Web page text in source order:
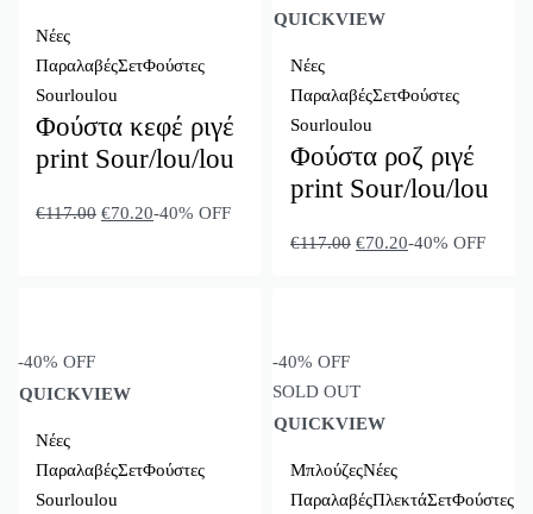
Νέες
ΠαραλαβέςΣετΦούστες
Sourloulou
Φούστα κεφέ ριγέ
print Sour/lou/lou
€117.00 €70.20-40% OFF
QUICKVIEW
Νέες
ΠαραλαβέςΣετΦούστες
Sourloulou
Φούστα ροζ ριγέ
print Sour/lou/lou
€117.00 €70.20-40% OFF
-40% OFF
QUICKVIEW
Νέες
ΠαραλαβέςΣετΦούστες
Sourloulou
-40% OFF
SOLD OUT
QUICKVIEW
ΜπλούζεςΝέες
ΠαραλαβέςΠλεκτάΣετΦούστες